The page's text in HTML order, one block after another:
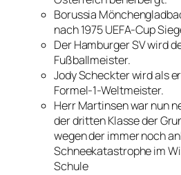
Borussia
nach 1975 UEFA-Cup
Der Hamburger SV wird
Fußballmeister.
Jody Scheckter wird als
Formel-1-Weltmeister.
Herr Martinsen war nun
der dritten Klasse der
wegen der immer noch
Schneekatastrophe im
Schule